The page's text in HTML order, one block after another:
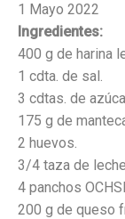
1 Mayo 2022
Ingredientes:
400 g de harina
1 cdta. de sal.
3 cdtas. de
175 g de
2 huevos.
3/4 taza de
4 panchos
200 g de queso